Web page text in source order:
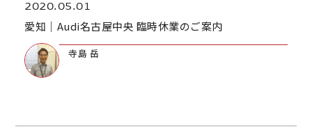
2020.05.01
愛知｜Audi名古屋中央 臨時休業のご案内
寺島 岳